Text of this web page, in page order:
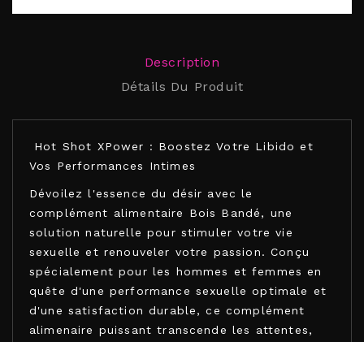
Description
Détails Du Produit
Hot Shot XPower : Boostez Votre Libido et
Vos Performances Intimes
Dévoilez l'essence du désir avec le
complément alimentaire Bois Bandé, une
solution naturelle pour stimuler votre vie
sexuelle et renouveler votre passion. Conçu
spécialement pour les hommes et femmes en
quête d'une performance sexuelle optimale et
d'une satisfaction durable, ce complément
alimenaire puissant transcende les attentes,